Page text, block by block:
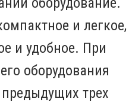
и легкое,
и удобное. При
оборудования
трех